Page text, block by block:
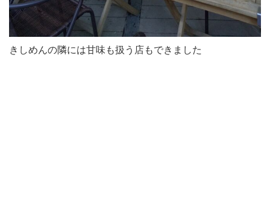
きしめんの隣には甘味も扱う店もできました